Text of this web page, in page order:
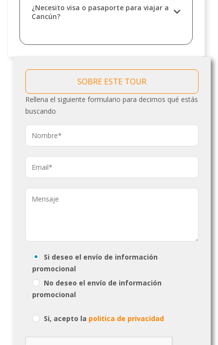
¿Necesito visa o pasaporte para viajar a
Cancún?
SOBRE ESTE TOUR
Rellena el siguiente formulario para decirnos qué estás
buscando
Si deseo el envío de información
promocional
No deseo el envío de información
promocional
Si, acepto la politica de privacidad